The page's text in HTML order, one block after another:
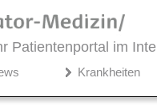
Patientenportal im
Krankheiten